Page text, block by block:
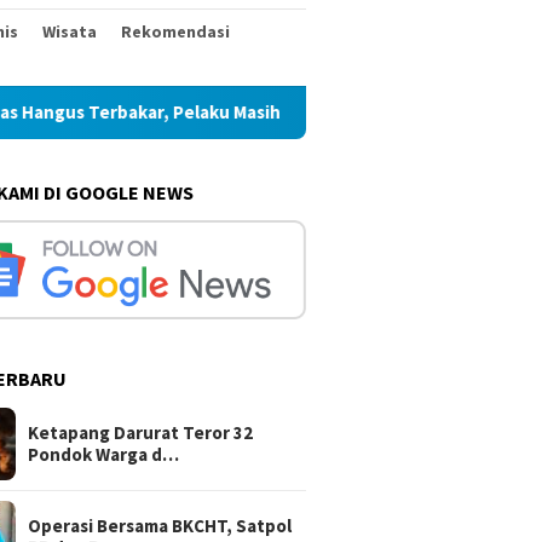
Wisata
Rekomendasi
Terbakar, Pelaku Masih Buron
Kodim Ponorogo
Hidup
Hangus Terbakar, Pelaku
Masih Buron
DI GOOGLE NEWS
Ketapang Darurat Teror 32
Pondok Warga d…
Operasi Bersama BKCHT, Satpol